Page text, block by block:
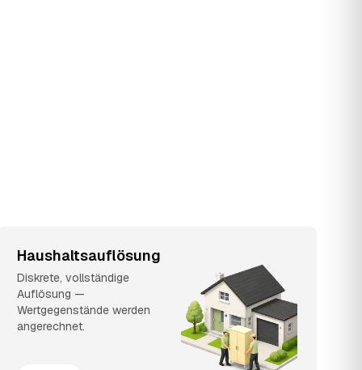
Haushaltsauflösung
Diskrete, vollständige
Auflösung —
Wertgegenstände werden
angerechnet.